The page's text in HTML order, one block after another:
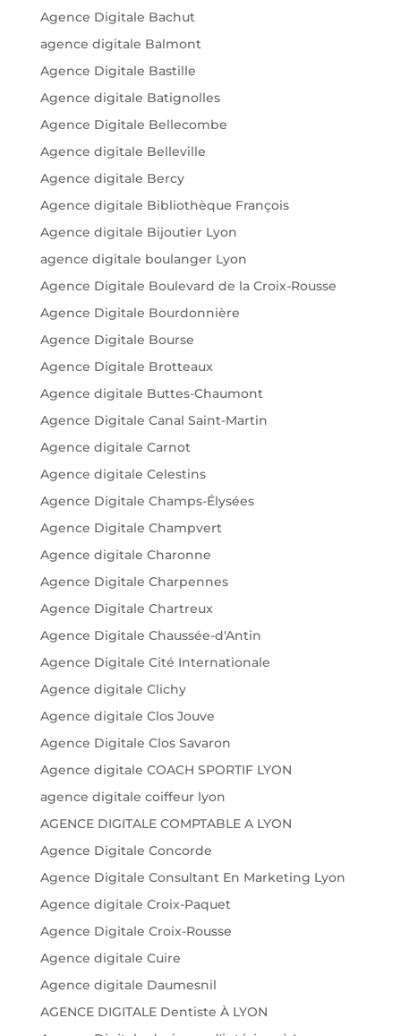
Agence Digitale Bachut
agence digitale Balmont
Agence Digitale Bastille
Agence digitale Batignolles
Agence Digitale Bellecombe
Agence digitale Belleville
Agence digitale Bercy
Agence digitale Bibliothèque François
Agence digitale Bijoutier Lyon
agence digitale boulanger Lyon
Agence Digitale Boulevard de la Croix-Rousse
Agence Digitale Bourdonnière
Agence Digitale Bourse
Agence Digitale Brotteaux
Agence digitale Buttes-Chaumont
Agence Digitale Canal Saint-Martin
Agence digitale Carnot
Agence digitale Celestins
Agence Digitale Champs-Élysées
Agence Digitale Champvert
Agence digitale Charonne
Agence Digitale Charpennes
Agence Digitale Chartreux
Agence Digitale Chaussée-d'Antin
Agence Digitale Cité Internationale
Agence digitale Clichy
Agence digitale Clos Jouve
Agence Digitale Clos Savaron
Agence digitale COACH SPORTIF LYON
agence digitale coiffeur lyon
AGENCE DIGITALE COMPTABLE A LYON
Agence Digitale Concorde
Agence Digitale Consultant En Marketing Lyon
Agence digitale Croix-Paquet
Agence Digitale Croix-Rousse
Agence digitale Cuire
Agence digitale Daumesnil
AGENCE DIGITALE Dentiste À LYON